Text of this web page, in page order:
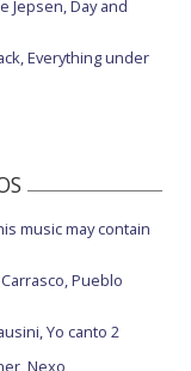
Jepsen, Day and
Everything under
music may contain
Pueblo
Yo canto 2
Nexo